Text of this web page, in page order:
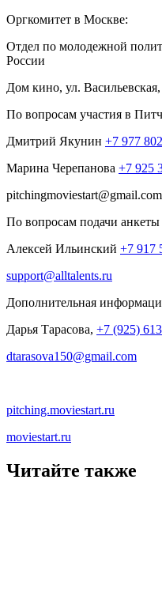
Оргкомитет в Москве:
Отдел по молодежной
России
Дом кино, ул.
По вопросам участия в
Дмитрий Якунин +7 977
Марина Черепанова +7 925
pitchingmoviestart@gmail.com
По вопросам подачи анкеты
Алексей Ильинский +7 917
support@alltalents.ru
Дополнительная
Дарья Тарасова, +7 (925)
dtarasova150@gmail.com
pitching.moviestart.ru
moviestart.ru
Читайте также